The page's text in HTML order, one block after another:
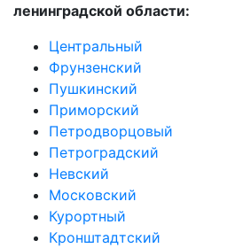
ленинградской области:
Центральный
Фрунзенский
Пушкинский
Приморский
Петродворцовый
Петроградский
Невский
Московский
Курортный
Кронштадтский